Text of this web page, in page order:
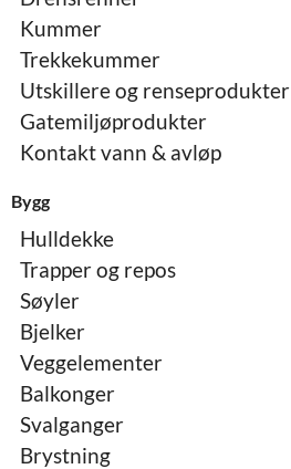
Kummer
Trekkekummer
Utskillere og renseprodukter
Gatemiljøprodukter
Kontakt vann & avløp
Bygg
Hulldekke
Trapper og repos
Søyler
Bjelker
Veggelementer
Balkonger
Svalganger
Brystning